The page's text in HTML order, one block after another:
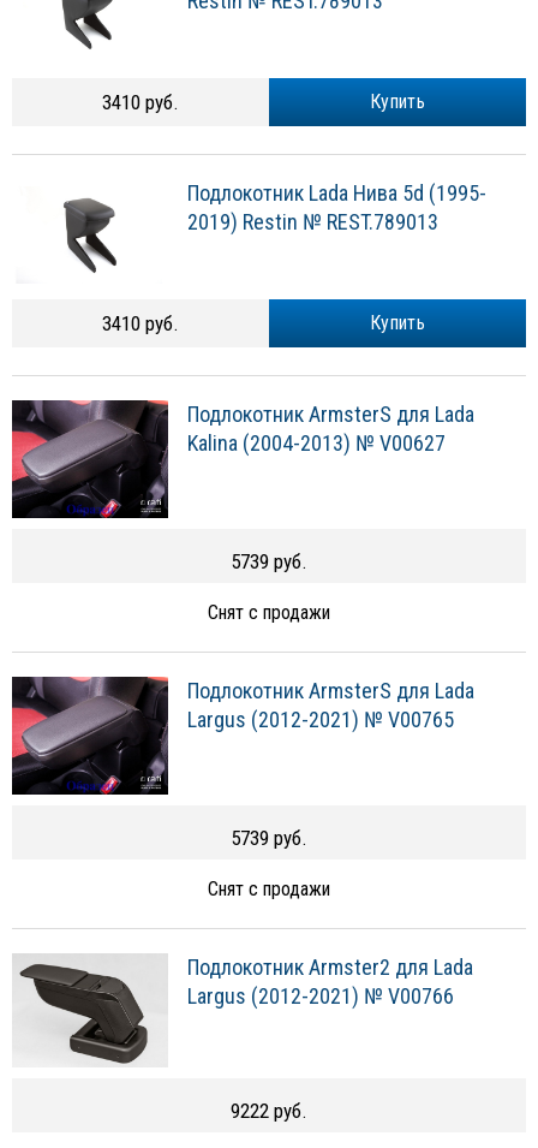
Купить
3410 руб.
Подлокотник Lada Нива 5d (1995-
2019) Restin № REST.789013
Купить
3410 руб.
Подлокотник ArmsterS для Lada
Kalina (2004-2013) № V00627
5739 руб.
Снят с продажи
Подлокотник ArmsterS для Lada
Largus (2012-2021) № V00765
5739 руб.
Снят с продажи
Подлокотник Armster2 для Lada
Largus (2012-2021) № V00766
9222 руб.